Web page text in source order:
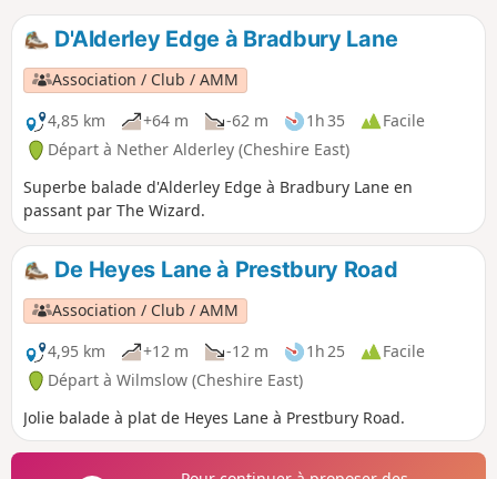
D'Alderley Edge à Bradbury Lane
Association / Club / AMM
4,85 km
+64 m -62 m 1h 35
Facile
Départ à Nether Alderley (Cheshire East)
Superbe balade d'Alderley Edge à Bradbury Lane en
passant par The Wizard.
De Heyes Lane à Prestbury Road
Association / Club / AMM
4,95 km
+12 m -12 m 1h 25
Facile
Départ à Wilmslow (Cheshire East)
Jolie balade à plat de Heyes Lane à Prestbury Road.